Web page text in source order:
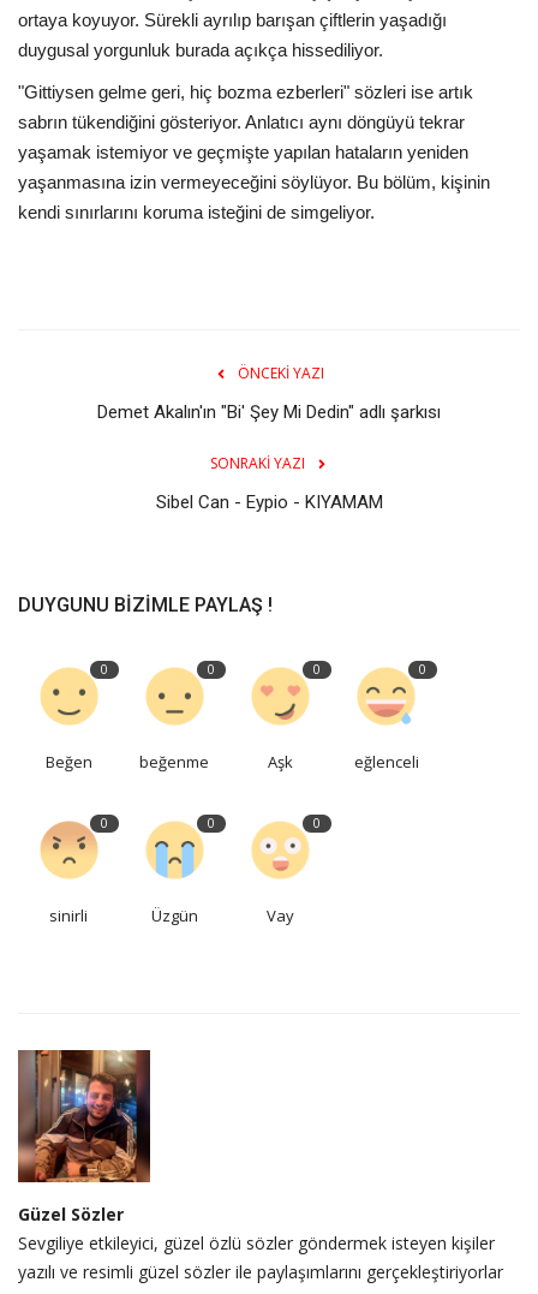
ortaya koyuyor. Sürekli ayrılıp barışan çiftlerin yaşadığı
duygusal yorgunluk burada açıkça hissediliyor.
"Gittiysen gelme geri, hiç bozma ezberleri" sözleri ise artık
sabrın tükendiğini gösteriyor. Anlatıcı aynı döngüyü tekrar
yaşamak istemiyor ve geçmişte yapılan hataların yeniden
yaşanmasına izin vermeyeceğini söylüyor. Bu bölüm, kişinin
kendi sınırlarını koruma isteğini de simgeliyor.
ÖNCEKI YAZI
Demet Akalın'ın "Bi' Şey Mi Dedin" adlı şarkısı
SONRAKI YAZI
Sibel Can - Eypio - KIYAMAM
DUYGUNU BIZIMLE PAYLAŞ !
0
Beğen
0
beğenme
0
Aşk
0
eğlenceli
0
sinirli
0
Üzgün
0
Vay
Güzel Sözler
Sevgiliye etkileyici, güzel özlü sözler göndermek isteyen kişiler
yazılı ve resimli güzel sözler ile paylaşımlarını gerçekleştiriyorlar